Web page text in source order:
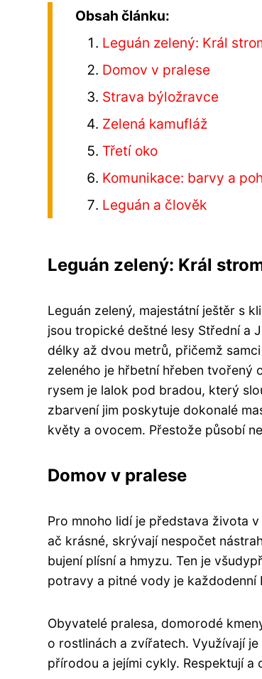
Obsah článku:
Leguán zelený: Král
Domov v pralese
Strava býložravce
Zelená kamufláž
Třetí oko
Komunikace: barvy a
Leguán a člověk
Leguán zelený: Král
Leguán zelený, majestátní ještěr s
jsou tropické deštné lesy Střední a
délky až dvou metrů, přičemž
zeleného je hřbetní hřeben tvořený
rysem je lalok pod bradou, který
zbarvení jim poskytuje dokonalé
květy a ovocem. Přestože působí
Domov v pralese
Pro mnoho lidí je představa života
ač krásné, skrývají nespočet
bujení plísní a hmyzu. Ten je
potravy a pitné vody je každodenní
Obyvatelé pralesa, domorodé
o rostlinách a zvířatech. Využívají
přírodou a jejími cykly. Respektují a